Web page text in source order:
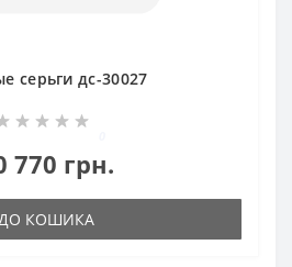
серьги дс-30027
770 грн.
КОШИКА